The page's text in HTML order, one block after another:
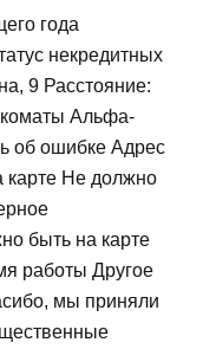
года
некредитных
9 Расстояние:
Альфа-
об ошибке Адрес
карте Не должно
быть на карте
работы Другое
мы приняли